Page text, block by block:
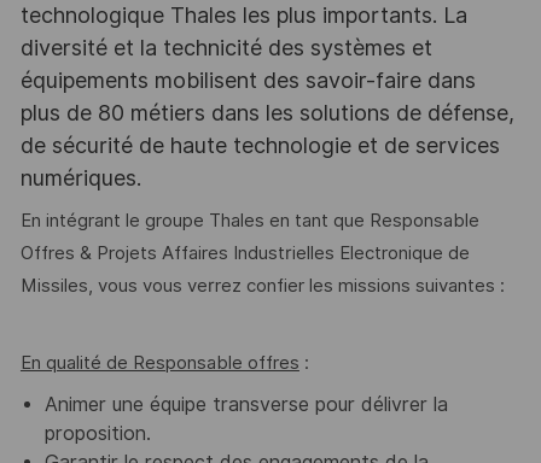
technologique Thales les plus importants. La
diversité et la technicité des systèmes et
équipements mobilisent des savoir-faire dans
plus de 80 métiers dans les solutions de défense,
de sécurité de haute technologie et de services
numériques.
En intégrant le groupe Thales en tant que Responsable
Offres & Projets Affaires Industrielles Electronique de
Missiles, vous vous verrez confier les missions suivantes :
En qualité de Responsable offres :
Animer une équipe transverse pour délivrer la
proposition.